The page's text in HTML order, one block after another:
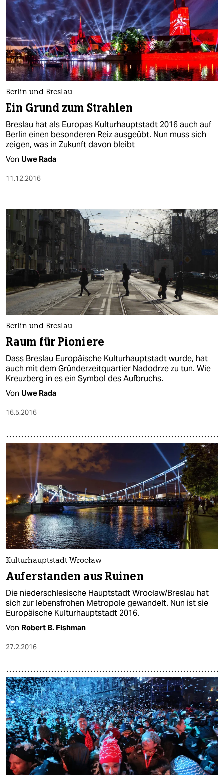
Berlin und Breslau
Ein Grund zum Strahlen
Breslau hat als Europas Kulturhauptstadt 2016 auch auf
Berlin einen besonderen Reiz ausgeübt. Nun muss sich
zeigen, was in Zukunft davon bleibt
Von Uwe Rada
11.12.2016
Berlin und Breslau
Raum für Pioniere
Dass Breslau Europäische Kulturhauptstadt wurde, hat
auch mit dem Gründerzeitquartier Nadodrze zu tun. Wie
Kreuzberg in es ein Symbol des Aufbruchs.
Von Uwe Rada
16.5.2016
Kulturhauptstadt Wrocław
Auferstanden aus Ruinen
Die niederschlesische Hauptstadt Wrocław/Breslau hat
sich zur lebensfrohen Metropole gewandelt. Nun ist sie
Europäische Kulturhauptstadt 2016.
Von Robert B. Fishman
27.2.2016